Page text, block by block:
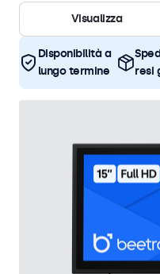
Visualizza
Disponibilità a
lungo termine
resi